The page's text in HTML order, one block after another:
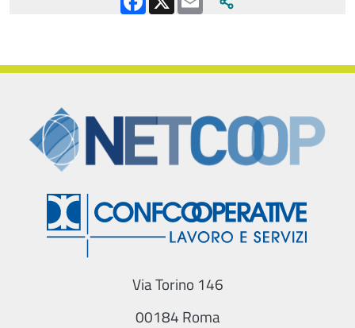
Via Torino 146
00184 Roma